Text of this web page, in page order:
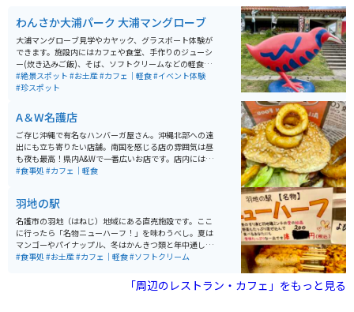
わんさか大浦パーク 大浦マングローブ
大浦マングローブ見学やカヤック、グラスボート体験が
できます。施設内にはカフェや食堂、手作りのジューシ
ー(炊き込みご飯)、そば、ソフトクリームなどの軽食も
楽しめます。土産品や新鮮な珍しい採れたて野菜なども
あり四季を通じて訪れたいスポットです。駐車場も広く
#絶景スポット #お土産#カフェ｜軽食#イベント体験
#珍スポット
A＆W名護店
ご存じ沖縄で有名なハンバーガ屋さん。沖縄北部への遠
出にも立ち寄りたい店舗。南国を感じる店の雰囲気は昼
も夜も最高！県内A&Wで一番広いお店です。店内にはサ
ーティワンも併設しており、各種グッズの品揃えもピカ
#食事処 #カフェ｜軽食
羽地の駅
名護市の羽地（はねじ）地域にある直売施設です。ここ
に行ったら「名物ニューハーフ！」を味わうべし。夏は
マンゴーやパイナップル、冬はかんきつ類と年中通して
おいしい南国果物が味わえます。市場に出回らない珍し
ご」とその親鶏「羽地鶏」を使った食事やお惣菜も楽し
#食事処 #お土産#カフェ｜軽食#ソフトクリーム
「周辺のレストラン・カフェ」をもっと見る